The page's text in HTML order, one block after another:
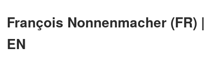
François Nonnenmacher (FR) |
EN